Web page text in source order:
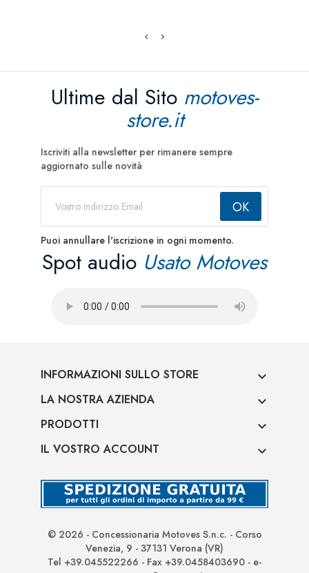
Ultime dal Sito motoves-
store.it
Iscriviti alla newsletter per rimanere sempre
aggiornato sulle novità
Puoi annullare l'iscrizione in ogni momento.
Spot audio Usato Motoves
INFORMAZIONI SULLO STORE 
LA NOSTRA AZIENDA 
PRODOTTI 
IL VOSTRO ACCOUNT 
© 2026 - Concessionaria Motoves S.n.c. - Corso
Venezia, 9 - 37131 Verona (VR)
Tel +39.045522266 - Fax +39.0458403690 - e-